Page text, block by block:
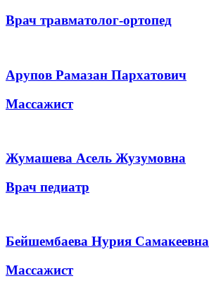
Врач травматолог-ортопед
Арупов Рамазан Пархатович
Массажист
Жумашева Асель Жузумовна
Врач педиатр
Бейшембаева Нурия Самакеевна
Массажист